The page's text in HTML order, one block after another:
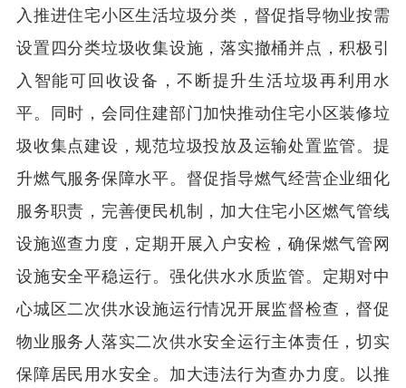
入推进住宅小区生活垃圾分类，督促指导物业按需
设置四分类垃圾收集设施，落实撤桶并点，积极引
入智能可回收设备，不断提升生活垃圾再利用水
平。同时，会同住建部门加快推动住宅小区装修垃
圾收集点建设，规范垃圾投放及运输处置监管。提
升燃气服务保障水平。督促指导燃气经营企业细化
服务职责，完善便民机制，加大住宅小区燃气管线
设施巡查力度，定期开展入户安检，确保燃气管网
设施安全平稳运行。强化供水水质监管。定期对中
心城区二次供水设施运行情况开展监督检查，督促
物业服务人落实二次供水安全运行主体责任，切实
保障居民用水安全。加大违法行为查办力度。以推